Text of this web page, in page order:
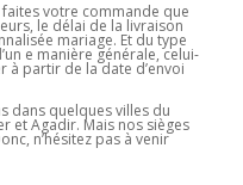
faites votre commande que
le délai de la livraison
mariage. Et du type
e manière générale, celui-
à partir de la date d’envoi
dans quelques villes du
et Agadir. Mais nos sièges
n’hésitez pas à venir